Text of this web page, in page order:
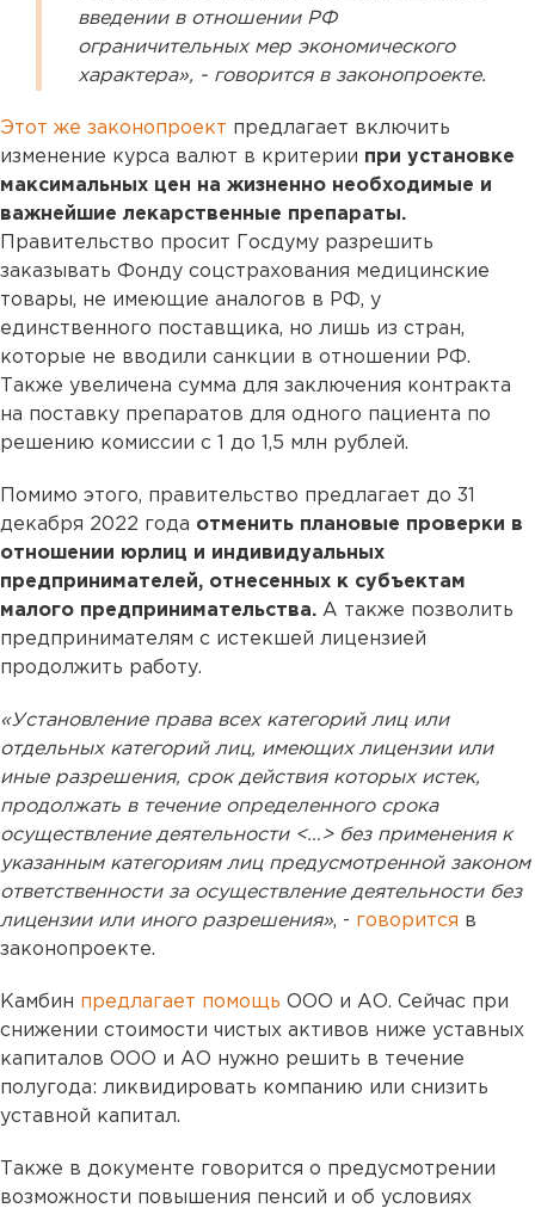
введении в отношении РФ
ограничительных мер экономического
характера», - говорится в законопроекте.
Этот же законопроект предлагает включить
изменение курса валют в критерии при установке
максимальных цен на жизненно необходимые и
важнейшие лекарственные препараты.
Правительство просит Госдуму разрешить
заказывать Фонду соцстрахования медицинские
товары, не имеющие аналогов в РФ, у
единственного поставщика, но лишь из стран,
которые не вводили санкции в отношении РФ.
Также увеличена сумма для заключения контракта
на поставку препаратов для одного пациента по
решению комиссии с 1 до 1,5 млн рублей.
Помимо этого, правительство предлагает до 31
декабря 2022 года отменить плановые проверки в
отношении юрлиц и индивидуальных
предпринимателей, отнесенных к субъектам
малого предпринимательства. А также позволить
предпринимателям с истекшей лицензией
продолжить работу.
«Установление права всех категорий лиц или
отдельных категорий лиц, имеющих лицензии или
иные разрешения, срок действия которых истек,
продолжать в течение определенного срока
осуществление деятельности <…> без применения к
указанным категориям лиц предусмотренной законом
ответственности за осуществление деятельности без
лицензии или иного разрешения», - говорится в
законопроекте.
Камбин предлагает помощь ООО и АО. Сейчас при
снижении стоимости чистых активов ниже уставных
капиталов ООО и АО нужно решить в течение
полугода: ликвидировать компанию или снизить
уставной капитал.
Также в документе говорится о предусмотрении
возможности повышения пенсий и об условиях